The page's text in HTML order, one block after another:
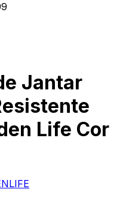
Jantar
Life Cor